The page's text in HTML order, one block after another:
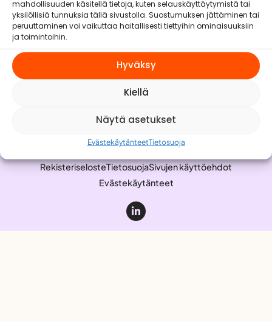
mahdollisuuden käsitellä tietoja, kuten selauskäyttäytymistä tai
yksilöllisiä tunnuksia tällä sivustolla. Suostumuksen jättäminen tai
peruuttaminen voi vaikuttaa haitallisesti tiettyihin ominaisuuksiin
ja toimintoihin.
Hyväksy
Kiellä
Näytä asetukset
EvästekäytänteetTietosuoja
Brändit
Vastuullisuus
Meistä
RekisteriselosteTietosuojaSivujen käyttöehdot
Evästekäytänteet